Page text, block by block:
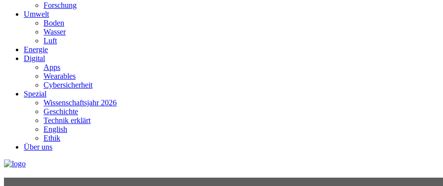
Forschung
Umwelt
Boden
Wasser
Luft
Energie
Digital
Apps
Wearables
Cybersicherheit
Spezial
Wissenschaftsjahr 2026
Geschichte
Technik erklärt
English
Ethik
Über uns